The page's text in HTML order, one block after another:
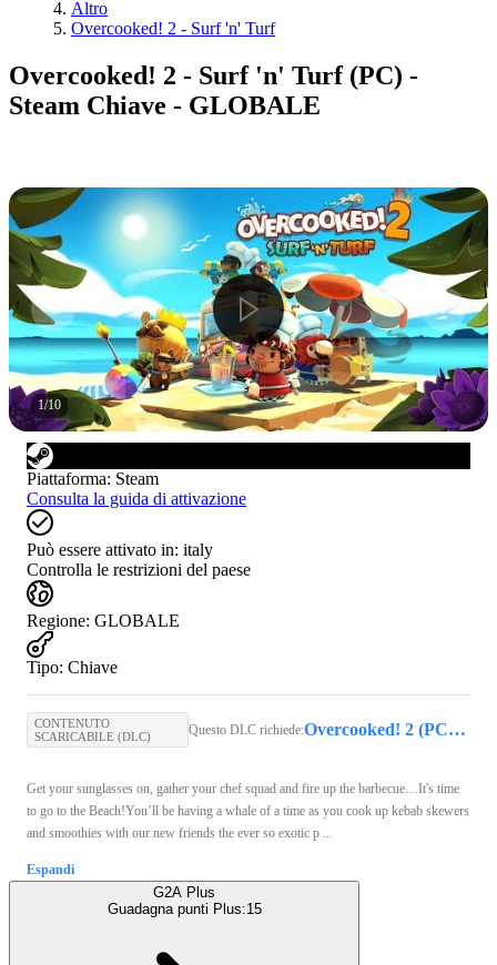
Altro
Overcooked! 2 - Surf 'n' Turf
Overcooked! 2 - Surf 'n' Turf (PC) -
Steam Chiave - GLOBALE
1/10
Piattaforma: Steam
Consulta la guida di attivazione
Può essere attivato in: italy
Controlla le restrizioni del paese
Regione: GLOBALE
Tipo: Chiave
CONTENUTO
SCARICABILE (DLC)
Questo DLC richiede: Overcooked! 2 (PC) - Steam Key - GLOBAL
Get your sunglasses on, gather your chef squad and fire up the barbecue…It's time
to go to the Beach!You’ll be having a whale of a time as you cook up kebab skewers
and smoothies with our new friends the ever so exotic p ...
Espandi
G2A Plus
Guadagna punti Plus:15